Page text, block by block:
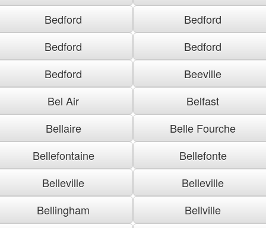
Bedford
Bedford
Bedford
Bedford
Bedford
Beeville
Bel Air
Belfast
Bellaire
Belle Fourche
Bellefontaine
Bellefonte
Belleville
Belleville
Bellingham
Bellville